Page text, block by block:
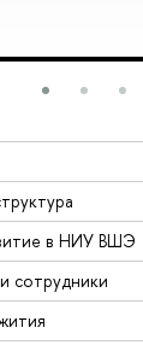
в НИУ ВШЭ
сотрудники